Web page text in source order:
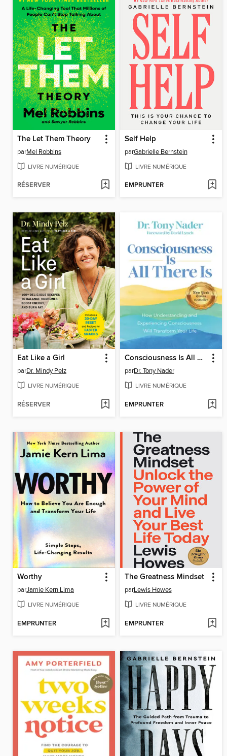
The Let Them Theory
parMel Robbins
LIVRE NUMÉRIQUE
RÉSERVER
Self Help
parGabrielle Bernstein
LIVRE NUMÉRIQUE
EMPRUNTER
Eat Like a Girl
parDr. Mindy Pelz
LIVRE NUMÉRIQUE
RÉSERVER
Consciousness Is All There Is
parDr. Tony Nader
LIVRE NUMÉRIQUE
EMPRUNTER
Worthy
parJamie Kern Lima
LIVRE NUMÉRIQUE
EMPRUNTER
The Greatness Mindset
parLewis Howes
LIVRE NUMÉRIQUE
EMPRUNTER